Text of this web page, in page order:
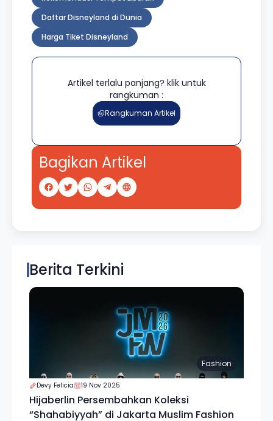
Daftar Disneyland di Dunia
Harga Tiket Disneyland
Artikel terlalu panjang? klik untuk
rangkuman :
Rangkuman Artikel
Bagikan Artikel
Berita Terkini
Fashion
Devy Felicia 19 Nov 2025
Hijaberlin Persembahkan Koleksi
“Shahabiyyah” di Jakarta Muslim Fashion